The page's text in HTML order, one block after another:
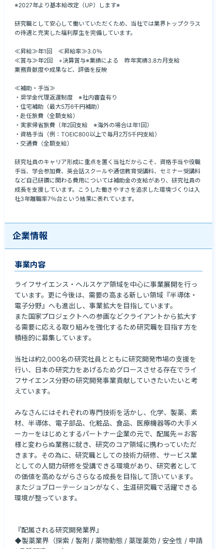
※2027年より基本給改定（UP）します※
研究職として安心して働いていただくため、当社では業界トップクラス
の待遇と充実した福利厚生を完備しています。
≪昇給≫年1回　≪昇給率≫3.0％
≪賞与≫年2回　+決算賞与※業績による　昨年実績3.8カ月支給
業務貢献度や成果など、評価を反映
≪補助・手当≫
・奨学金代理返還制度　※社内審査有り
・住宅補助（最大5万6千円補助）
・赴任旅費（全額支給）
・実家帰省旅費（年2回支給　※海外の場合は年1回）
・資格手当（例：TOEIC800以上で毎月2万5千円支給）
・交通費（全額支給）
研究社員のキャリア形成に重点を置く当社だからこそ、資格手当や役職
手当、学会参加費、英会話スクールや通信教育受講料、セミナー受講料
など自己研鑽に関わる費用については補助金の支給があり、研究社員の
成長を支援しています。こうした働きやすさを追求した環境づくりは入
社3年離職率7％台という結果に表れています。
企業情報
事業内容
ライフサイエンス・ヘルスケア領域を中心に事業展開を行っ
ています。更に今後は、需要の高まる新しい領域『半導体・
電子分野』へも進出し、事業拡大を目指しています。
また国家プロジェクトへの参画などクライアントから拡大す
る需要に応える取り組みを強化するため研究職を目指す方を
積極的に募集しています。
当社は約2,000名の研究社員とともに研究開発市場の支援を
行い、日本の研究力をあげるためグロースさせる存在でライ
フサイエンス分野の研究開発事業貢献していきたいたいと考
えています。
みなさんにはそれぞれの専門技術を活かし、化学、製薬、素
材、半導体、電子部品、化粧品、食品、医療機器等の大手メ
ーカーをはじめとするパートナー企業の元で、配属先＝お客
様と変わらぬ業務に就き、研究のコア領域に携わっていただ
きます。その為に、研究職としての技術力研修、サービス業
としての人間力研修を受講できる環境があり、研究者として
の価値を高めながらさらなる成長を目指して頂いています。
またジョブローテーションがなく、生涯研究職で活躍できる
環境が整っています。
『配属される研究開発業界』
◆製薬業界（探索 / 製剤 / 薬物動態 / 薬理薬効 / 安全性 / 申請